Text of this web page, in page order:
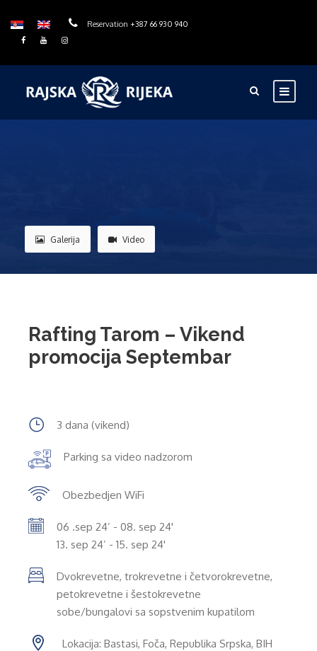
Reservation +387 66 930 940
Galerija Video
Rafting Tarom – Vikend
promocija Septembar
3 dana (vikend)
Parking sa video nadzorom
Obezbedjen WiFi
06 .sep 24’ - 08. sep 24'
13. sep 24’ - 15. sep 24'
Dvokrevetne, trokrevetne i četvorokrevetne,
petokrevetne i šestokrevetne
sobe/bungalovi sa sopstvenim kupatilom
Lokacija: Bastasi, Foča, Republika Srpska, BIH